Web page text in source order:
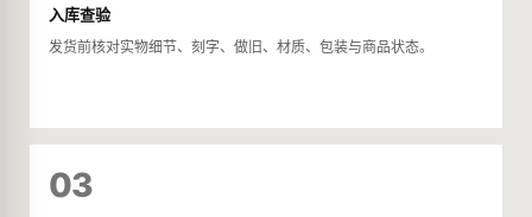
入库查验
发货前核对实物细节、刻字、做旧、材质、包装与商品状态。
03